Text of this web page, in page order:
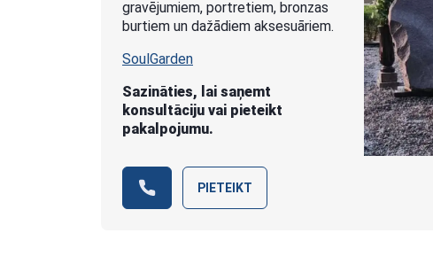
gravējumiem, portretiem, bronzas
burtiem un dažādiem aksesuāriem.
SoulGarden
Sazināties, lai saņemt
konsultāciju vai pieteikt
pakalpojumu.
PIETEIKT